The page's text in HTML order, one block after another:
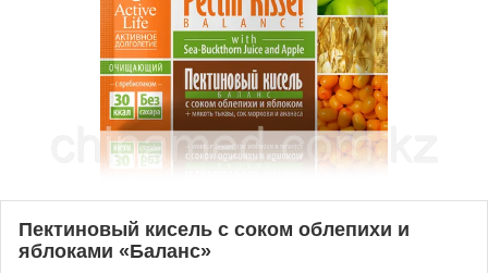
Пектиновый кисель с соком облепихи и
яблоками «Баланс»